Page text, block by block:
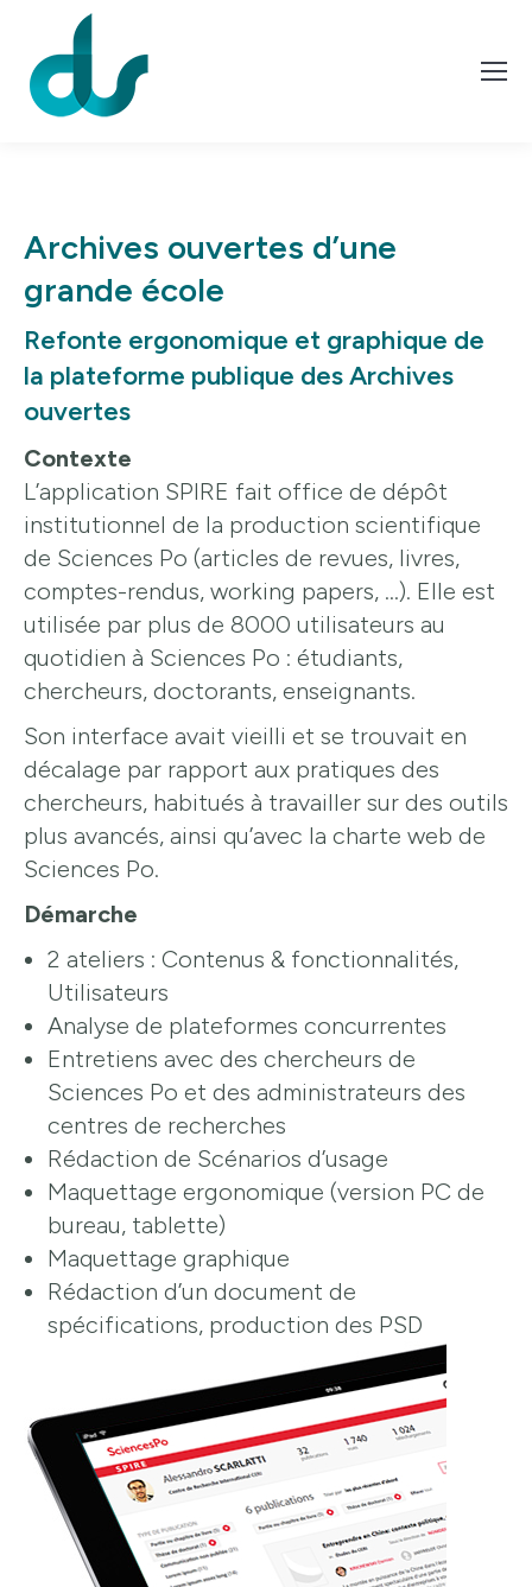
Archives ouvertes d’une
grande école
Refonte ergonomique et graphique de
la plateforme publique des Archives
ouvertes
Contexte
L’application SPIRE fait office de dépôt
institutionnel de la production scientifique
de Sciences Po (articles de revues, livres,
comptes-rendus, working papers, …). Elle est
utilisée par plus de 8000 utilisateurs au
quotidien à Sciences Po : étudiants,
chercheurs, doctorants, enseignants.
Son interface avait vieilli et se trouvait en
décalage par rapport aux pratiques des
chercheurs, habitués à travailler sur des outils
plus avancés, ainsi qu’avec la charte web de
Sciences Po.
Démarche
2 ateliers : Contenus & fonctionnalités,
Utilisateurs
Analyse de plateformes concurrentes
Entretiens avec des chercheurs de
Sciences Po et des administrateurs des
centres de recherches
Rédaction de Scénarios d’usage
Maquettage ergonomique (version PC de
bureau, tablette)
Maquettage graphique
Rédaction d’un document de
spécifications, production des PSD